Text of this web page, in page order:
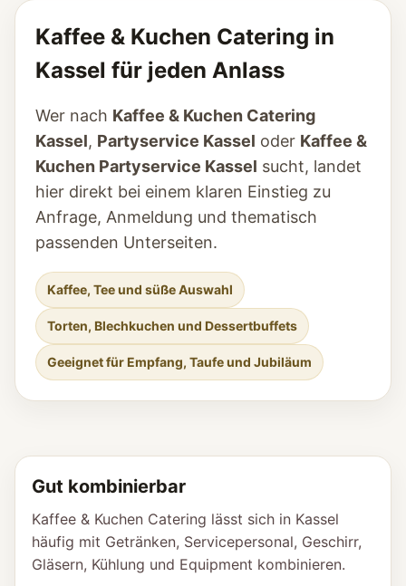
Kaffee & Kuchen Catering in
Kassel für jeden Anlass
Wer nach Kaffee & Kuchen Catering
Kassel, Partyservice Kassel oder Kaffee &
Kuchen Partyservice Kassel sucht, landet
hier direkt bei einem klaren Einstieg zu
Anfrage, Anmeldung und thematisch
passenden Unterseiten.
Kaffee, Tee und süße Auswahl
Torten, Blechkuchen und Dessertbuffets
Geeignet für Empfang, Taufe und Jubiläum
Gut kombinierbar
Kaffee & Kuchen Catering lässt sich in Kassel
häufig mit Getränken, Servicepersonal, Geschirr,
Gläsern, Kühlung und Equipment kombinieren.